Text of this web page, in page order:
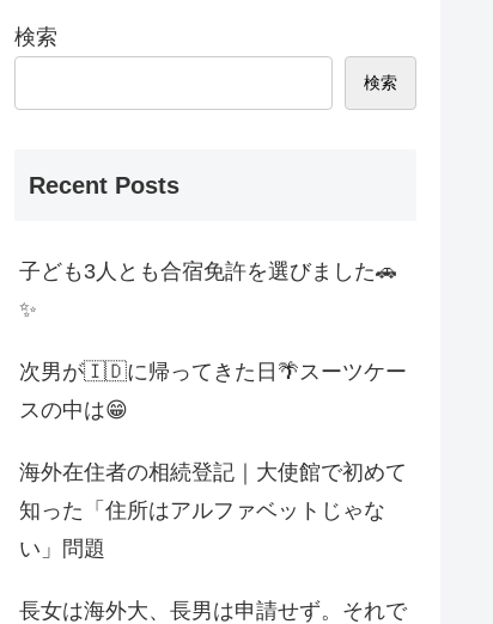
検索
検索
Recent Posts
子ども3人とも合宿免許を選びました🚗
✨
次男が🇮🇩に帰ってきた日🌴スーツケー
スの中は😁
海外在住者の相続登記｜大使館で初めて
知った「住所はアルファベットじゃな
い」問題
長女は海外大、長男は申請せず。それで